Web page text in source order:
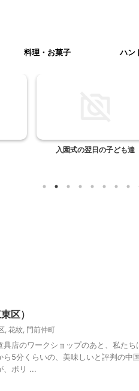
料理・お菓子 ハン
入園式の翌日の子ども達
区）
花紋 門前仲町
具店のワークショップのあと、私た
5分くらいの、美味しいと評判の中
、ボリ ...